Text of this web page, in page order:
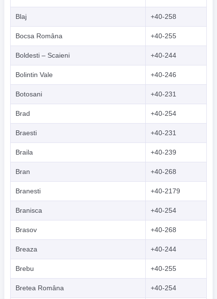
Blaj +40-258
Bocsa Româna +40-255
Boldesti – Scaieni +40-244
Bolintin Vale +40-246
Botosani +40-231
Brad +40-254
Braesti +40-231
Braila +40-239
Bran +40-268
Branesti +40-2179
Branisca +40-254
Brasov +40-268
Breaza +40-244
Brebu +40-255
Bretea Româna +40-254